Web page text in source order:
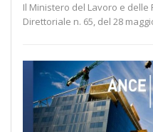
Il Ministero del Lavoro e delle
Direttoriale n. 65, del 28